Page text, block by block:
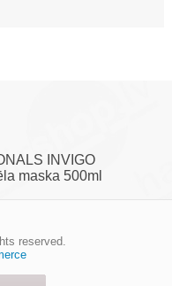
INVIGO
maska 500ml
reserved.